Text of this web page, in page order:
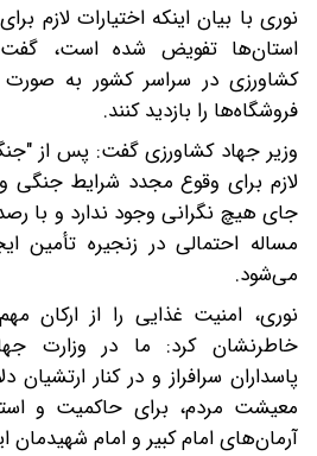
نوری با بیان اینکه اختیارات لازم
استان‌ها تفویض شده است،
کشاورزی در سراسر کشور به صورت
فروشگاه‌ها را بازدید کنند.
لازم برای وقوع مجدد شرایط جنگی
جای هیچ نگرانی وجود ندارد و با
مساله احتمالی در زنجیره
می‌شود.
نوری، امنیت غذایی را از ارکان
خاطرنشان کرد: ما در وزارت
پاسداران سرافراز و در کنار
معیشت مردم، برای حاکمیت و
آرمان‌های امام کبیر و امام شهیدمان